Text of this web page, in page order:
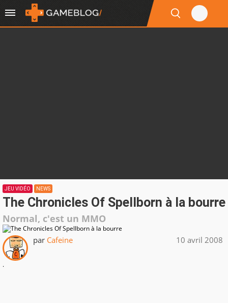
JEU VIDÉO NEWS
The Chronicles Of Spellborn à la bourre
Normal, c'est un MMO
par Cafeine 10 avril 2008
.